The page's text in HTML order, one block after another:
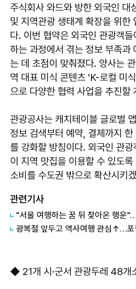
주식회사 와드와 방한 외국인 대
및 지역관광 생태계 확장을 위한
다. 이번 협약은 외국인 관광객
하는 과정에서 겪는 정보 부족과
는 데 초점이 맞춰졌다. 양사는
역 대표 미식 콘텐츠 'K-로컬 미
으로 다양한 협력 사업을 추진할
관광공사는 캐치테이블 글로벌
정보 검색부터 예약, 결제까지
를 강화할 방침이다. 외국인 관
이 지역 맛집을 이용할 수 있도
소비를 수도권 밖으로 확산시키
관련기사
광복절 앞두고 역사여행 관심↑…포
◆ 21개 시·군서 관광두레 48개